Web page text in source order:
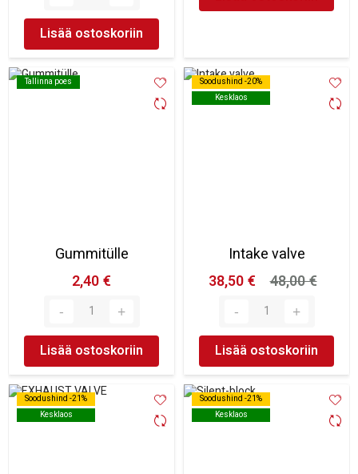
Lisää ostoskoriin
Tallinna poes
Tallinna poes
Gummitülle
2,40 €
Lisää ostoskoriin
Soodushind -20%
Kesklaos
Soodushind -20%
Kesklaos
Intake valve
38,50 €
48,00 €
Lisää ostoskoriin
Soodushind -21%
Kesklaos
Soodushind -21%
Kesklaos
Soodushind -21%
Kesklaos
Soodushind -21%
Kesklaos